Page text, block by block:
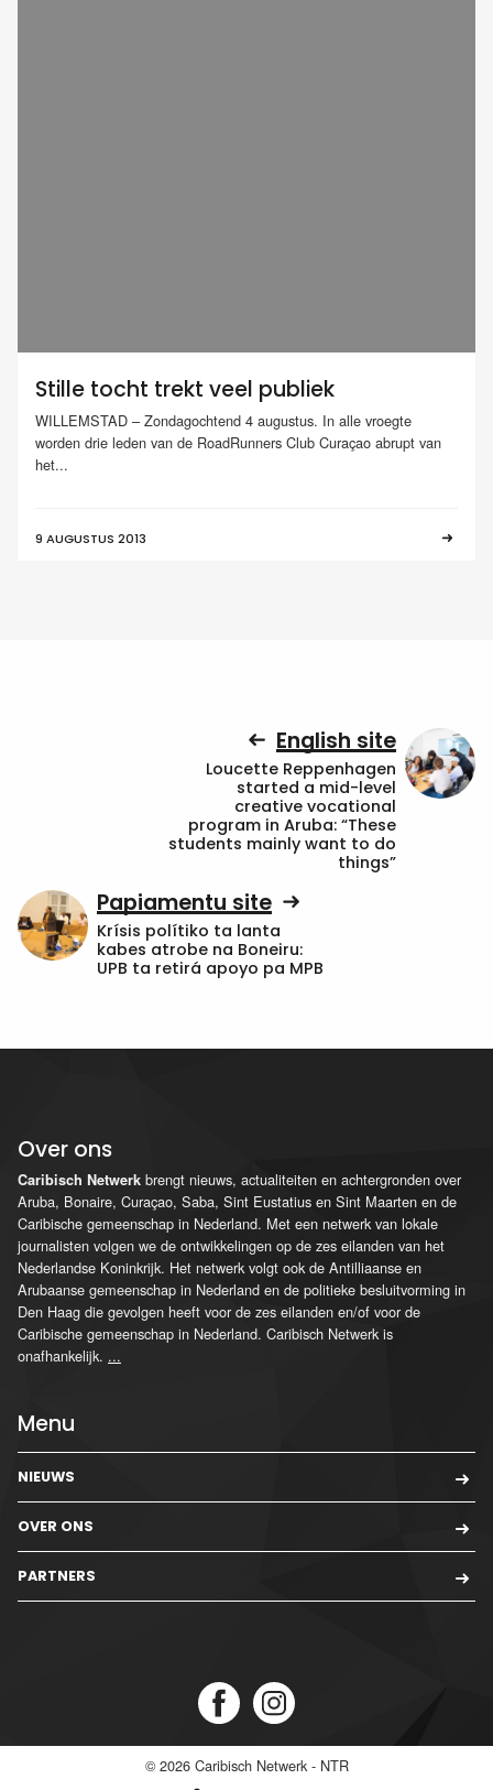
Stille tocht trekt veel publiek
WILLEMSTAD – Zondagochtend 4 augustus. In alle vroegte
worden drie leden van de RoadRunners Club Curaçao abrupt van
het...
9 AUGUSTUS 2013
English site
Loucette Reppenhagen
started a mid-level
creative vocational
program in Aruba: “These
students mainly want to do
things”
Papiamentu site
Krísis polítiko ta lanta
kabes atrobe na Boneiru:
UPB ta retirá apoyo pa MPB
Over ons
Caribisch Netwerk brengt nieuws, actualiteiten en achtergronden over
Aruba, Bonaire, Curaçao, Saba, Sint Eustatius en Sint Maarten en de
Caribische gemeenschap in Nederland. Met een netwerk van lokale
journalisten volgen we de ontwikkelingen op de zes eilanden van het
Nederlandse Koninkrijk. Het netwerk volgt ook de Antilliaanse en
Arubaanse gemeenschap in Nederland en de politieke besluitvorming in
Den Haag die gevolgen heeft voor de zes eilanden en/of voor de
Caribische gemeenschap in Nederland. Caribisch Netwerk is
onafhankelijk. ...
Menu
NIEUWS
OVER ONS
PARTNERS
© 2026 Caribisch Netwerk - NTR